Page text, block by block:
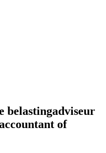
belastingadviseur
of